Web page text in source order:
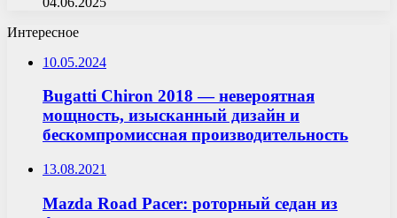
Интересное
10.05.2024
Bugatti Chiron 2018 — невероятная
мощность, изысканный дизайн и
бескомпромиссная производительность
13.08.2021
Mazda Road Pacer: роторный седан из